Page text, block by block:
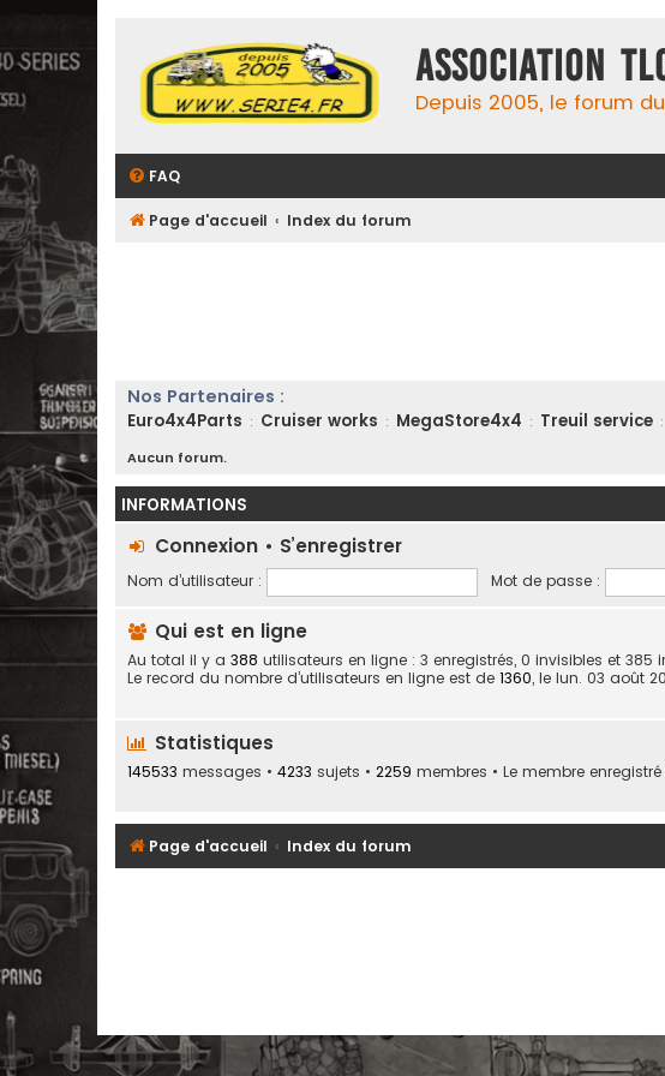
ASSOCIATION
Depuis 2005, le forum
FAQ
Page d'accueil Index du forum
Nos Partenaires :
Euro4x4Parts : Cruiser works : MegaStore4x4 : Treuil service :
Aucun forum.
INFORMATIONS
Connexion • S’enregistrer
Nom d’utilisateur : Mot de passe :
Qui est en ligne
Au total il y a 388 utilisateurs en ligne : 3 enregistrés, 0 invisibles et
Le record du nombre d’utilisateurs en ligne est de 1360, le lun. 03 août
Statistiques
145533 messages • 4233 sujets • 2259 membres • Le membre
Page d'accueil Index du forum